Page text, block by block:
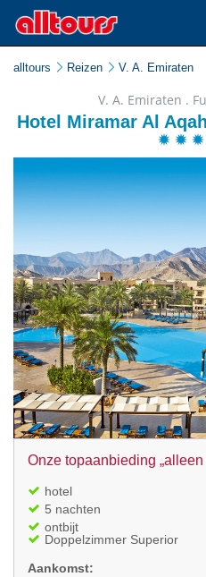
alltours Reizen V. A. Emiraten
V. A. Emiraten .
Hotel Miramar Al
Onze topaanbieding „alleen
hotel
5 nachten
ontbijt
Doppelzimmer Superior
Aankomst: